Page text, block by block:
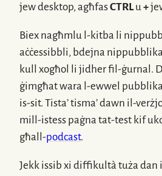
jew desktop, agħfasCTRLu +
Biex nagħmlu l-kitba li
aċċessibbli, bdejna
kull xogħol li jidherfil-ġurnal .
ġimgħat wara l-ewwel
is-sit. Tista’ tisma’ dawn il-
mill-istess paġnatat-test kif
għall-podcast.
Jekk issib xi diffikultà tuża dan